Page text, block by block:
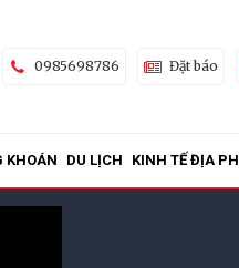
0985698786 Đặt báo
KHOÁN DU LỊCH KINH TẾ ĐỊA